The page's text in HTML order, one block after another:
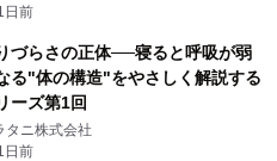
日前
づらさの正体──寝ると呼吸が弱
る"体の構造"をやさしく解説する
ーズ第1回
タニ株式会社
日前